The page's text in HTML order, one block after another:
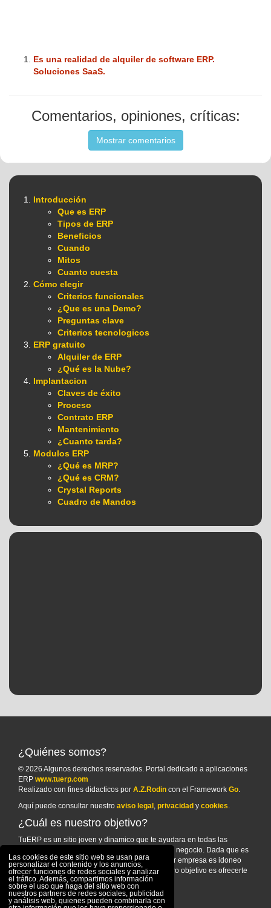
Las cookies de este sitio web se usan para
personalizar el contenido y los anuncios,
ofrecer funciones de redes sociales y analizar
el tráfico. Además, compartimos información
sobre el uso que haga del sitio web con
nuestros partners de redes sociales, publicidad
y análisis web, quienes pueden combinarla con
Es una realidad de alquiler de software ERP.
Soluciones SaaS.
Comentarios, opiniones, críticas:
Mostrar comentarios
Introducción
Que es ERP
Tipos de ERP
Beneficios
Cuando
Mitos
Cuanto cuesta
Cómo elegir
Criterios funcionales
¿Que es una Demo?
Preguntas clave
Criterios tecnologicos
ERP gratuito
Alquiler de ERP
¿Qué es la Nube?
Implantacion
Claves de éxito
Proceso
Contrato ERP
Mantenimiento
¿Cuanto tarda?
Modulos ERP
¿Qué es MRP?
¿Qué es CRM?
Crystal Reports
Cuadro de Mandos
¿Quiénes somos?
© 2026 Algunos derechos reservados. Portal dedicado a aplicaciones
ERP www.tuerp.com
Realizado con fines didacticos por A.Z.Rodin con el Framework Go.
Aquí puede consultar nuestro aviso legal , privacidad y cookies.
¿Cuál es nuestro objetivo?
TuERP es un sitio joven y dinamico que te ayudara en todas las
cuestiones sobre elegir un sistema ERP para tu negocio. Dada que es
una cuestion de vital importancia para cualquier empresa es idoneo
recopilar la maxima información posible. Nuestro objetivo es ofrecerte
esta información.